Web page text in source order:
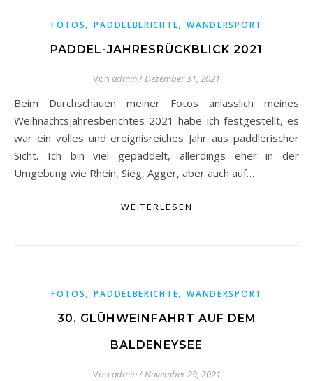
FOTOS,PADDELBERICHTE,WANDERSPORT
PADDEL-JAHRESRÜCKBLICK 2021
Von admin/Dezember 31, 2021
Beim Durchschauen meiner Fotos anlässlich meines
Weihnachtsjahresberichtes 2021 habe ich festgestellt, es
war ein volles und ereignisreiches Jahr aus paddlerischer
Sicht. Ich bin viel gepaddelt, allerdings eher in der
Umgebung wie Rhein, Sieg, Agger, aber auch auf…
WEITERLESEN
FOTOS,PADDELBERICHTE,WANDERSPORT
30. GLÜHWEINFAHRT AUF DEM
BALDENEYSEE
Von admin/November 29, 2021